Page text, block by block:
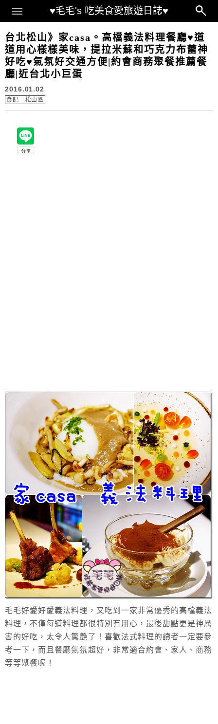
♥毛毛's 吃美食愛旅遊日誌♥
Main Menu
台北松山》家casa。高檔義法料理餐廳♥道
道用心樣樣美味，提拉米蘇和巧克力布蕾神
好吃♥氣氛好交通方便|約會商務聚餐推薦餐
廳|近台北小巨蛋
2016.01.02
食記 - 松山區
毛毛好愛好愛義法料理，又吃到一家非常優秀的高檔義法
料理，不僅每道料理都很特別有用心，最後甜點更是神厲
害的好吃，太令人驚艷了！喜歡法式料理的讀者一定要參
考一下，而且餐廳氣氛超好，非常適合約會、家人、商務
等等聚餐喔！